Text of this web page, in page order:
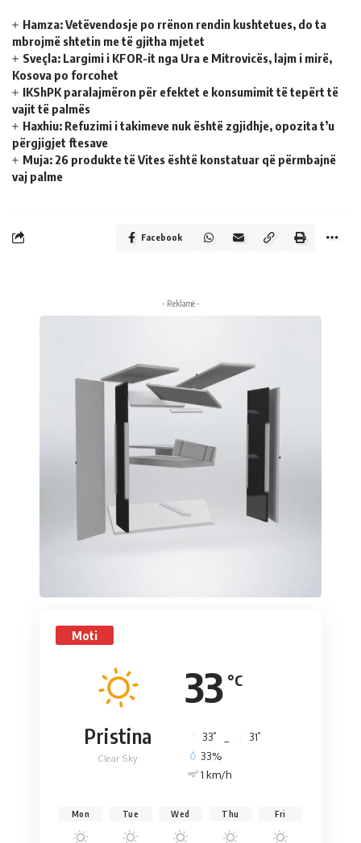
Hamza: Vetëvendosje po rrënon rendin kushtetues, do ta
mbrojmë shtetin me të gjitha mjetet
Sveçla: Largimi i KFOR-it nga Ura e Mitrovicës, lajm i mirë,
Kosova po forcohet
IKShPK paralajmëron për efektet e konsumimit të tepërt të
vajit të palmës
Haxhiu: Refuzimi i takimeve nuk është zgjidhje, opozita t’u
përgjigjet ftesave
Muja: 26 produkte të Vites është konstatuar që përmbajnë
vaj palme
Facebook
- Reklamë -
Moti
33 °C
Pristina
Clear Sky
33° 31°
33%
1 km/h
Mon Tue Wed Thu Fri